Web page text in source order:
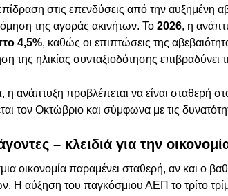
στις επενδύσεις από την αυξημένη
της αγοράς ακινήτων. Το 2026, η
4,5%, καθώς οι επιπτώσεις της
της ηλικίας συνταξιοδότησης
, η ανάπτυξη προβλέπεται να είναι σταθερή
τον Οκτώβριο και σύμφωνα με τις
– κλειδιά για την
οικονομία παραμένει σταθερή, αν και ο
Η αύξηση του παγκόσμιου ΑΕΠ το τρίτο